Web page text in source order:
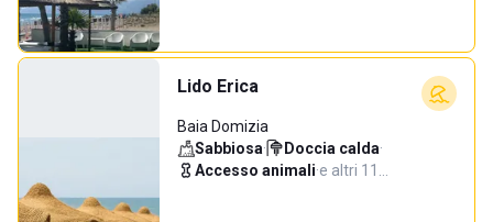
Lido Erica
Baia Domizia
Sabbiosa· Doccia calda·
Accesso animali·e altri 11…